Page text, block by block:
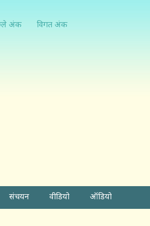
अंक विगत अंक
संचयन वीडियो ऑडियो